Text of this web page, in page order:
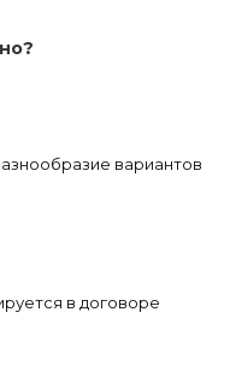
вариантов
в договоре